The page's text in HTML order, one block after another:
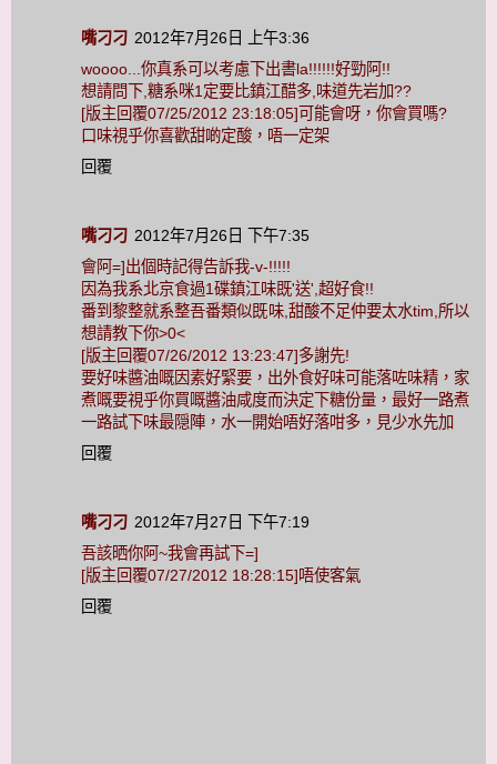
嘴刁刁 2012年7月26日 上午3:36
woooo...你真系可以考慮下出書la!!!!!!好勁阿!!
想請問下,糖系咪1定要比鎮江醋多,味道先岩加??
[版主回覆07/25/2012 23:18:05]可能會呀，你會買嗎?
口味視乎你喜歡甜啲定酸，唔一定架
回覆
嘴刁刁 2012年7月26日 下午7:35
會阿=]出個時記得告訴我-v-!!!!!
因為我系北京食過1碟鎮江味既'送',超好食!!
番到黎整就系整吾番類似既味,甜酸不足仲要太水tim,所以
想請教下你>0<
[版主回覆07/26/2012 13:23:47]多謝先!
要好味醬油嘅因素好緊要，出外食好味可能落咗味精，家
煮嘅要視乎你買嘅醬油咸度而決定下糖份量，最好一路煮
一路試下味最隠陣，水一開始唔好落咁多，見少水先加
回覆
嘴刁刁 2012年7月27日 下午7:19
吾該晒你阿~我會再試下=]
[版主回覆07/27/2012 18:28:15]唔使客氣
回覆